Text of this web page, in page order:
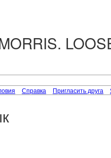
Справка Пригласить друга